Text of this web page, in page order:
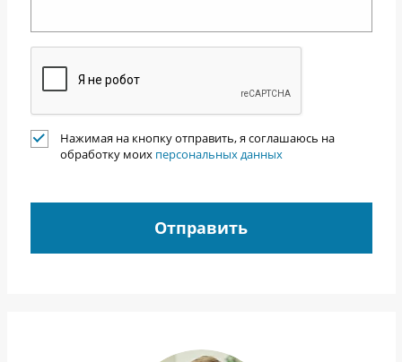
Нажимая на кнопку отправить, я соглашаюсь на
обработку моих персональных данных
Отправить